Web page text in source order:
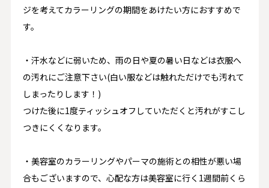
ジを考えてカラーリングの期間をあけたい方におすすめで
す。
・汗水などに弱いため、雨の日や夏の暑い日などは衣服へ
の汚れにご注意下さい(白い服などは触れただけでも汚れて
しまったりします！)
つけた後に1度ティッシュオフしていただくと汚れがすこし
つきにくくなります。
・美容室のカラーリングやパーマの施術との相性が悪い場
合もございますので、心配な方は美容室に行く1週間前くら